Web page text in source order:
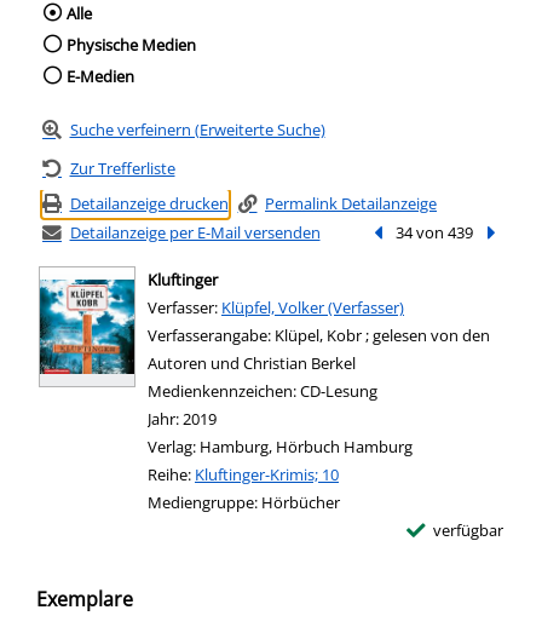
Wählen Sie die Medienart nach der Sie
Alle
Physische Medien
E-Medien
Suche verfeinern (Erweiterte Suche)
Zur Trefferliste
Detailanzeige drucken
Permalink Detailanzeige
Detailanzeige per E-Mail versenden
Vorheriger Treffer
34 von 439
Kluftinger
Verfasser: Suche nach diesem Verfasser
Klüpfel, Volker (Verfasser)
Verfasserangabe: Klüpel, Kobr ; gelesen von den
Autoren und Christian Berkel
Medienkennzeichen:CD-Lesung
Jahr:2019
Verlag: Hamburg, Hörbuch Hamburg
Reihe: Kluftinger-Krimis; 10
Mediengruppe: Hörbücher
verfügbar
Exemplare